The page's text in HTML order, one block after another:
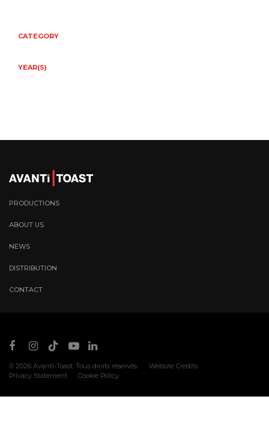
CATEGORY
YEAR(S)
PRODUCTIONS
ABOUT US
NEWS
DISTRIBUTION
CONTACT
© 2026 Avanti-Toast. Tous droits réservés.
Website Credits
Privacy Statement
Cookie Policy